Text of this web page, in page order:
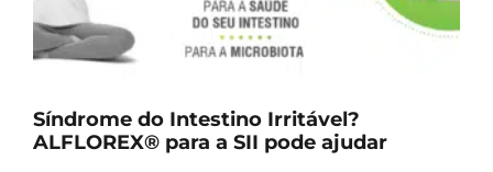
Síndrome do Intestino Irritável?
ALFLOREX® para a SII pode ajudar